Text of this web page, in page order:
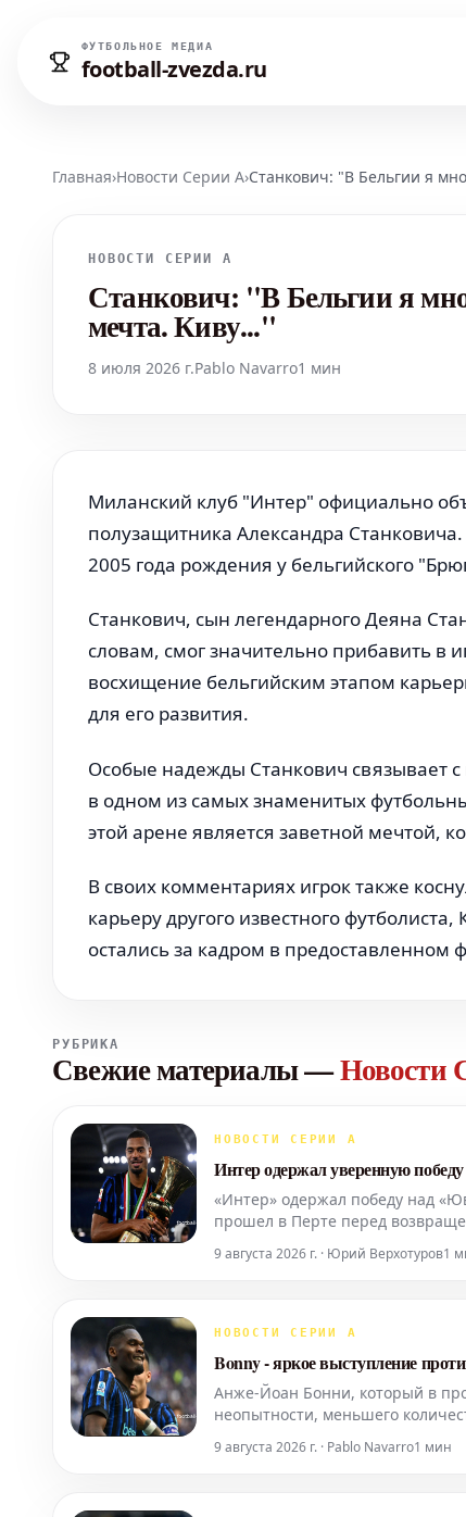
ФУТБОЛЬНОЕ МЕДИА
football-zvezda.ru
Главная›Новости Серии А›Станкович: "В Бельгии я
НОВОСТИ СЕРИИ А
Станкович: "В Бельгии я
мечта. Киву..."
8 июля 2026 г.Pablo Navarro1 мин
Миланский клуб "Интер" официально
полузащитника Александра
2005 года рождения у бельгийского
Станкович, сын легендарного Деяна
словам, смог значительно прибавить в
восхищение бельгийским этапом
для его развития.
Особые надежды Станкович связывает
в одном из самых знаменитых
этой арене является заветной мечтой,
В своих комментариях игрок также
карьеру другого известного
остались за кадром в предоставленном
РУБРИКА
Свежие материалы—Новости
НОВОСТИ СЕРИИ А
Интер одержал уверенную
«Интер» одержал победу над
прошел в Перте перед
Димарко и Энди Диуф, а
продемонстрировал уб
9 августа 2026 г. · Юрий Верхотуров1
НОВОСТИ СЕРИИ А
Bonny - яркое выступление
Анже-Йоан Бонни, который в
неопытности, меньшего
себя в товарищеском матче
также показал хорошую и
9 августа 2026 г. · Pablo Navarro1 мин